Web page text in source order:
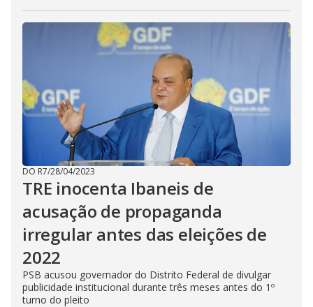
DO R7/28/04/2023
TRE inocenta Ibaneis de
acusação de propaganda
irregular antes das eleições de
2022
PSB acusou governador do Distrito Federal de divulgar
publicidade institucional durante três meses antes do 1º
turno do pleito